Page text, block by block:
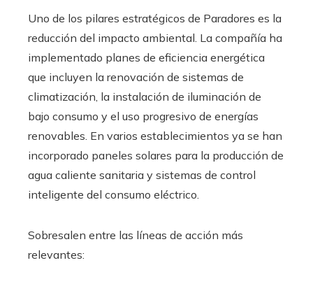
Uno de los pilares estratégicos de Paradores es la
reducción del impacto ambiental. La compañía ha
implementado planes de eficiencia energética
que incluyen la renovación de sistemas de
climatización, la instalación de iluminación de
bajo consumo y el uso progresivo de energías
renovables. En varios establecimientos ya se han
incorporado paneles solares para la producción de
agua caliente sanitaria y sistemas de control
inteligente del consumo eléctrico.
Sobresalen entre las líneas de acción más
relevantes: